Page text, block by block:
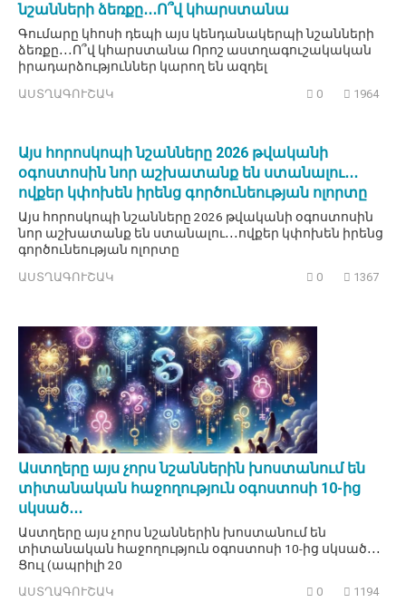
նշանների ձեռքը․․․Ո՞վ կհարստանա
Գումարը կհոսի դեպի այս կենդանակերպի նշանների
ձեռքը․․․Ո՞վ կհարստանա Որոշ աստղագուշակական
իրադարձություններ կարող են ազդել
ԱՍՏՂԱԳՈՒՇԱԿ 0 1964
Այս հորոսկոպի նշանները 2026 թվականի
օգոստոսին նոր աշխատանք են ստանալու․․․
ովքեր կփոխեն իրենց գործունեության ոլորտը
Այս հորոսկոպի նշանները 2026 թվականի օգոստոսին
նոր աշխատանք են ստանալու․․․ովքեր կփոխեն իրենց
գործունեության ոլորտը
ԱՍՏՂԱԳՈՒՇԱԿ 0 1367
Աստղերը այս չորս նշաններին խոստանում են
տիտանական հաջողություն օգոստոսի 10-ից
սկսած․․․
Աստղերը այս չորս նշաններին խոստանում են
տիտանական հաջողություն օգոստոսի 10-ից սկսած․․․
Ցուլ (ապրիլի 20
ԱՍՏՂԱԳՈՒՇԱԿ 0 1194